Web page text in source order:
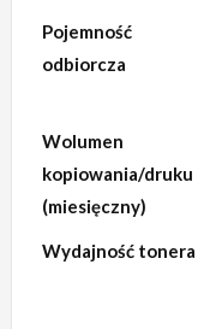
Pojemność
odbiorcza
Wolumen
kopiowania/druku
(miesięczny)
Wydajność tonera